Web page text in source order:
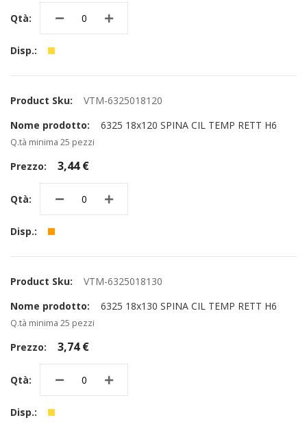
VTM-6325018120
6325 18x120 SPINA CIL TEMP RETT H6
Q.tà minima 25 pezzi
3,44 €
VTM-6325018130
6325 18x130 SPINA CIL TEMP RETT H6
Q.tà minima 25 pezzi
3,74 €